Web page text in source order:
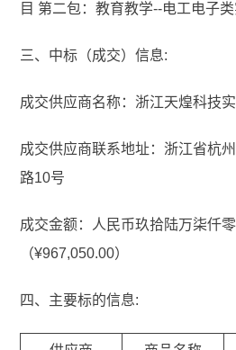
目 第二包：教育教学--电工电子
三、中标（成交）信息:
成交供应商名称：浙江天煌科技
成交供应商联系地址：浙江省杭
路10号
成交金额：人民币玖拾陆万柒仟
（¥967,050.00）
四、主要标的信息: